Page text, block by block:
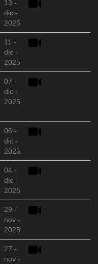
13 -
dic -
2025
11 -
dic -
2025
07 -
dic -
2025
06 -
dic -
2025
04 -
dic -
2025
29 -
nov -
2025
27 -
nov -